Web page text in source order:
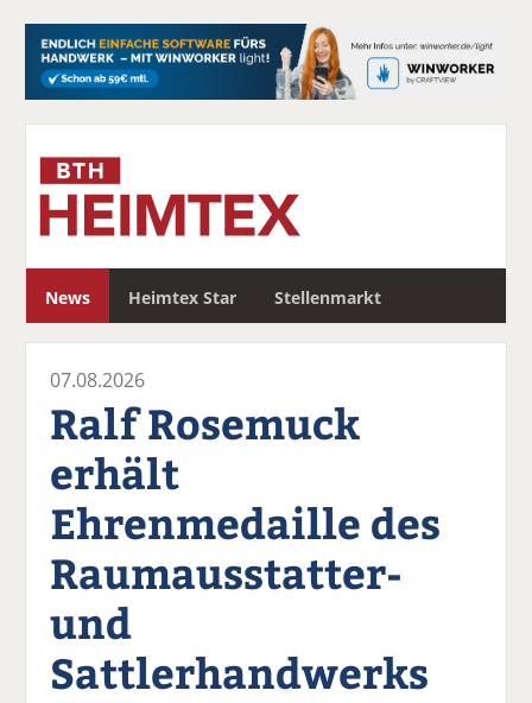
News Heimtex Star Stellenmarkt
c
07.08.2026
Ralf Rosemuck
erhält
Ehrenmedaille des
Raumausstatter-
und
Sattlerhandwerks